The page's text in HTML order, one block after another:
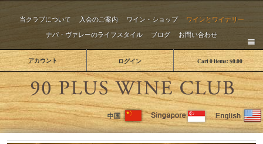
当クラブについて 入会のご案内 ワイン・ショップ
ワインとワイナリー
ナパ・ヴァレーのライフスタイル
ブログ お問い合わせ
Cart0items:$0.00
アカウント ログイン
The